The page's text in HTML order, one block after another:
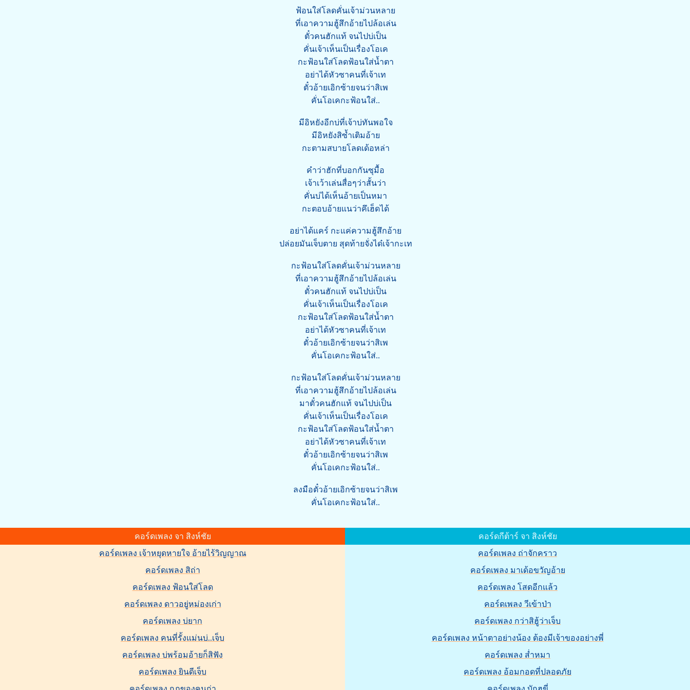
ฟ้อนใส่โลดคั่นเจ้าม่วนหลาย
ที่เอาความฮู้สึกอ้ายไปล้อเล่น
ตั๋วคนฮักแท้ จนไปบ่เป็น
คั่นเจ้าเห็นเป็นเรื่องโอเค
กะฟ้อนใส่โลดฟ้อนใส่น้ำตา
อย่าได้หัวซาคนที่เจ้าเท
ตั๋วอ้ายเอิกซ้ายจนว่าสิเพ
คั่นโอเคกะฟ้อนใส่..
มีอิหยังอีกบ่ที่เจ้าบ่ทันพอใจ
มีอิหยังสิซ้ำเติมอ้าย
กะตามสบายโลดเด้อหล่า
คำว่าฮักที่บอกกันซุมื้อ
เจ้าเว้าเล่นสื่อๆว่าสั้นว่า
คั่นบ่ได้เห็นอ้ายเป็นหมา
กะตอบอ้ายแนว่าคึเฮ็ดได้
อย่าได้แคร์ กะแค่ความฮู้สึกอ้าย
ปล่อยมันเจ็บตาย สุดท้ายจั่งได๋เจ้ากะเท
กะฟ้อนใส่โลดคั่นเจ้าม่วนหลาย
ที่เอาความฮู้สึกอ้ายไปล้อเล่น
ตั๋วคนฮักแท้ จนไปบ่เป็น
คั่นเจ้าเห็นเป็นเรื่องโอเค
กะฟ้อนใส่โลดฟ้อนใส่น้ำตา
อย่าได้หัวซาคนที่เจ้าเท
ตั๋วอ้ายเอิกซ้ายจนว่าสิเพ
คั่นโอเคกะฟ้อนใส่..
กะฟ้อนใส่โลดคั่นเจ้าม่วนหลาย
ที่เอาความฮู้สึกอ้ายไปล้อเล่น
มาตั๋วคนฮักแท้ จนไปบ่เป็น
คั่นเจ้าเห็นเป็นเรื่องโอเค
กะฟ้อนใส่โลดฟ้อนใส่น้ำตา
อย่าได้หัวซาคนที่เจ้าเท
ตั๋วอ้ายเอิกซ้ายจนว่าสิเพ
คั่นโอเคกะฟ้อนใส่..
ลงมือตั๋วอ้ายเอิกซ้ายจนว่าสิเพ
คั่นโอเคกะฟ้อนใส่..
คอร์ดเพลง จา สิงห์ชัย
คอร์ดเพลง เจ้าหยุดหายใจ อ้ายไร้วิญญาณ
คอร์ดเพลง สิถ่า
คอร์ดเพลง ฟ้อนใส่โลด
คอร์ดเพลง ดาวอยู่หม่องเก่า
คอร์ดเพลง บ่ยาก
คอร์ดเพลง คนที่รั้งแม่นบ่..เจ็บ
คอร์ดเพลง บ่พร้อมอ้ายก็สิฟัง
คอร์ดเพลง ยินดีเจ็บ
คอร์ดกีต้าร์ จา สิงห์ชัย
คอร์ดเพลง ถ่าจักคราว
คอร์ดเพลง มาเด้อขวัญอ้าย
คอร์ดเพลง โสดอีกแล้ว
คอร์ดเพลง วีเข้าป่า
คอร์ดเพลง กว่าสิฮู้ว่าเจ็บ
คอร์ดเพลง หน้าตาอย่างน้อง ต้องมีเจ้าของอย่างพี่
คอร์ดเพลง ส่ำหมา
คอร์ดเพลง อ้อมกอดที่ปลอดภัย